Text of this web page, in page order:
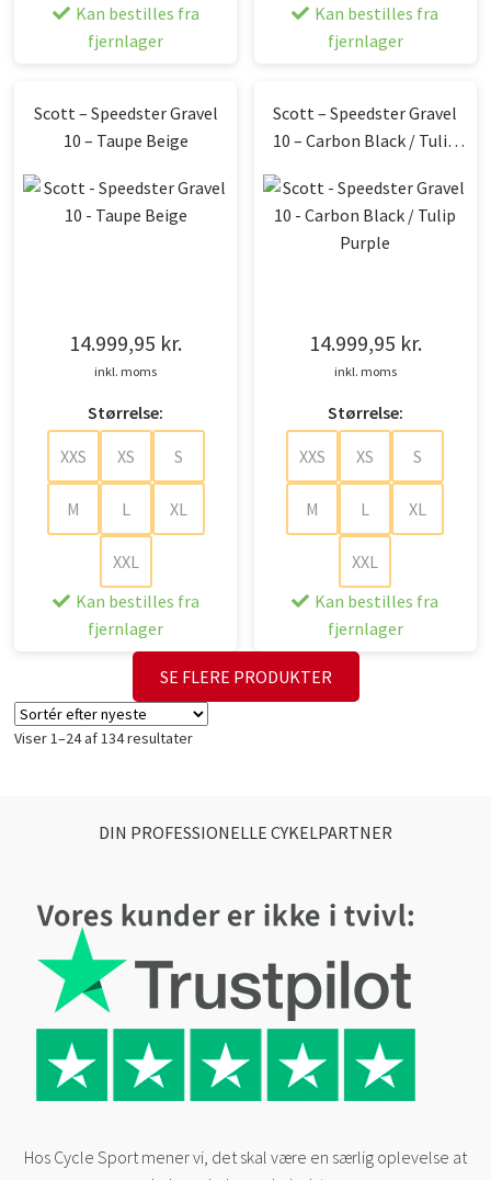
Kan bestilles fra
fjernlager
Kan bestilles fra
fjernlager
Scott – Speedster Gravel
10 – Taupe Beige
14.999,95 kr.
inkl. moms
Størrelse:
XXS
XS S
M L XL
XXL
Kan bestilles fra
fjernlager
Scott – Speedster Gravel
10 – Carbon Black / Tulip
14.999,95 kr.
inkl. moms
Størrelse:
XXS
XS S
M L XL
XXL
Kan bestilles fra
fjernlager
SE FLERE PRODUKTER
Viser 1–24 af 134 resultaterSorteret
DIN PROFESSIONELLE CYKELPARTNER
Hos Cycle Sport mener vi, det skal være en særlig oplevelse at